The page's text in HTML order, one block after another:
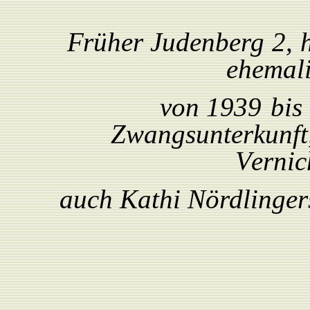
Früher Judenberg 2,
von 1939 bis
V
auchKathi